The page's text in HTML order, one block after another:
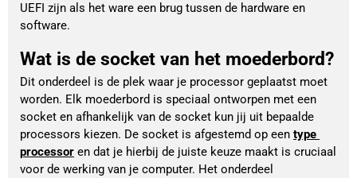
UEFI zijn als het ware een brug tussen de hardware en
software.
Wat is de socket van het moederbord?
Dit onderdeel is de plek waar je processor geplaatst moet
worden. Elk moederbord is speciaal ontworpen met een
socket en afhankelijk van de socket kun jij uit bepaalde
processors kiezen. De socket is afgestemd op een type
processor en dat je hierbij de juiste keuze maakt is cruciaal
voor de werking van je computer. Het onderdeel